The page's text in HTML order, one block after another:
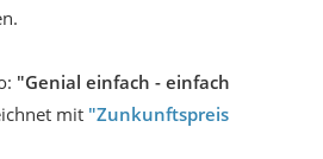
"Genial einfach - einfach
mit "Zunkunftspreis